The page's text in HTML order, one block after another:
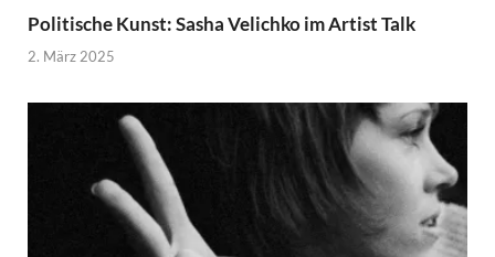
Politische Kunst: Sasha Velichko im Artist Talk
2. März 2025